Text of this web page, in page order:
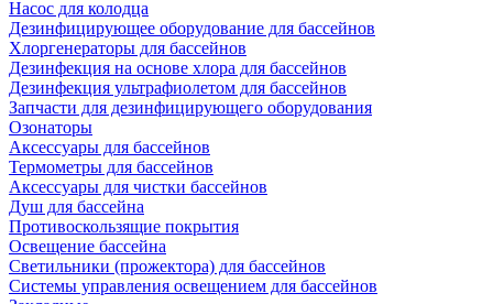
Насос для колодца
Дезинфицирующее оборудование для бассейнов
Хлоргенераторы для бассейнов
Дезинфекция на основе хлора для бассейнов
Дезинфекция ультрафиолетом для бассейнов
Запчасти для дезинфицирующего оборудования
Озонаторы
Аксессуары для бассейнов
Термометры для бассейнов
Аксессуары для чистки бассейнов
Душ для бассейна
Противоскользящие покрытия
Освещение бассейна
Светильники (прожектора) для бассейнов
Системы управления освещением для бассейнов